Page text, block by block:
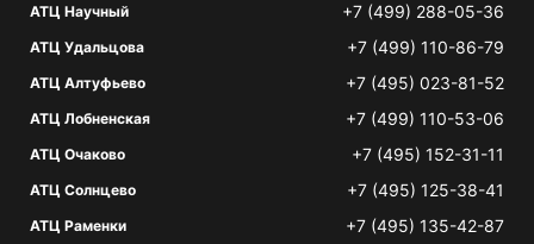
АТЦ Научный +7 (499) 288-05-36
АТЦ Удальцова +7 (499) 110-86-79
АТЦ Алтуфьево +7 (495) 023-81-52
АТЦ Лобненская +7 (499) 110-53-06
АТЦ Очаково +7 (495) 152-31-11
АТЦ Солнцево +7 (495) 125-38-41
АТЦ Раменки +7 (495) 135-42-87